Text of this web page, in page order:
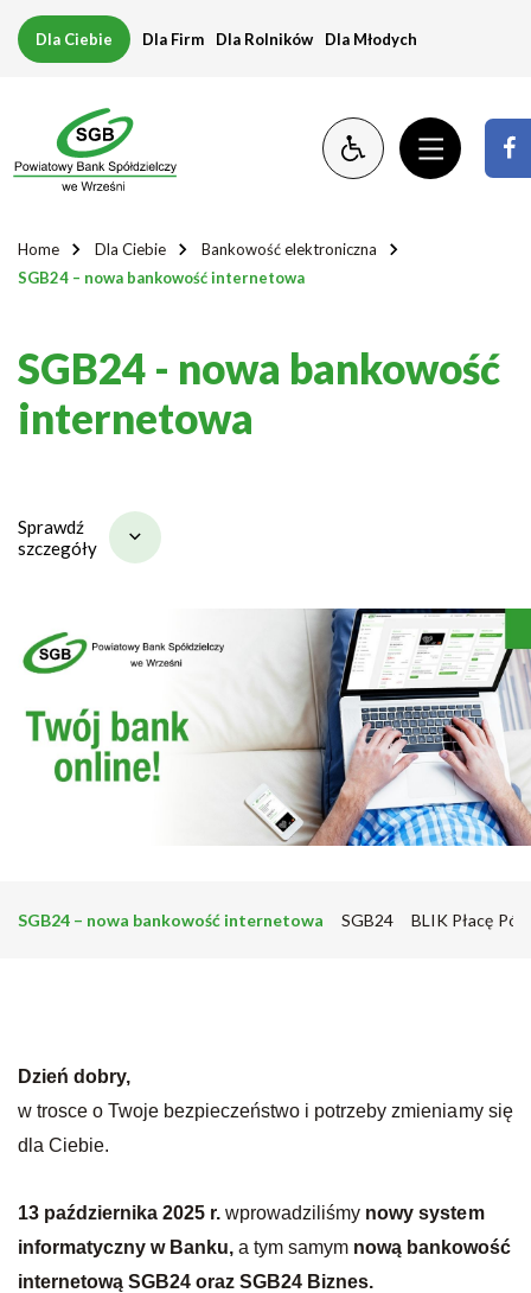
SGB24
nowa
bankowość
Dla Ciebie Dla Firm Dla Rolników Dla Młodych
Home Dla Ciebie
Bankowość elektroniczna
SGB24 – nowa bankowość internetowa
SGB24 - nowa bankowość
internetowa
Sprawdź
szczegóły
SGB24 – nowa bankowość internetowa SGB24 BLIK Płacę
Dzień dobry,
w trosce o Twoje bezpieczeństwo i potrzeby zmieniamy się
dla Ciebie.
13 października 2025 r. wprowadziliśmy nowy system
informatyczny w Banku,a tym samym nową bankowość
internetową SGB24 oraz SGB24 Biznes.